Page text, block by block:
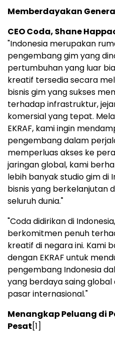
Memberdayakan
CEO Coda, Shane
"Indonesia merupakan
pengembang gim yang
pertumbuhan yang luar
kreatif tersedia secara
bisnis gim yang sukses
terhadap infrastruktur,
komersial yang tepat.
EKRAF, kami ingin
pengembang dalam
memperluas akses ke
jaringan global, kami
lebih banyak studio gim di
bisnis yang berkelanjutan
seluruh dunia."
"Coda didirikan di
berkomitmen penuh
kreatif di negara ini. Kami
dengan EKRAF untuk
pengembang Indonesia
yang berdaya saing global
pasar internasional."
Menangkap Peluang di
Pesat[1]